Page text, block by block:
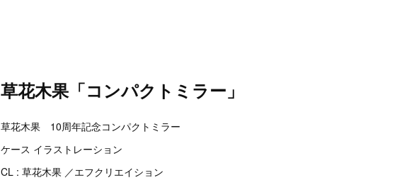
草花木果「コンパクトミラー」
草花木果 10周年記念コンパクトミラー
ケース イラストレーション
CL : 草花木果 ／エフクリエイション